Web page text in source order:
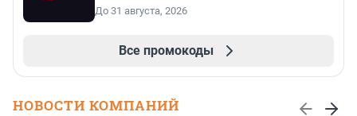
До 31 августа, 2026
Все промокоды
НОВОСТИ КОМПАНИЙ